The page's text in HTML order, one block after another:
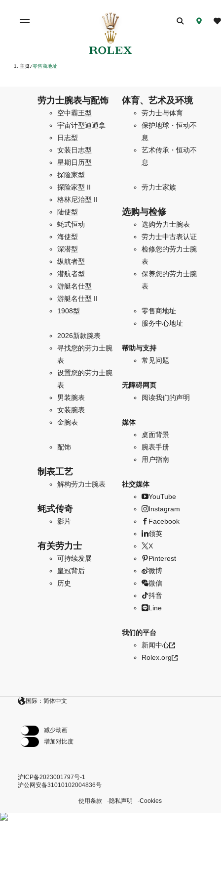
主页/ 零售商地址
劳力士腕表与配饰
空中霸王型
宇宙计型迪通拿
日志型
女装日志型
星期日历型
探险家型
探险家型 II
格林尼治型 II
陆使型
蚝式恒动
海使型
深潜型
纵航者型
潜航者型
游艇名仕型
游艇名仕型 II
1908型
2026新款腕表
寻找您的劳力士腕
表
设置您的劳力士腕
表
男装腕表
女装腕表
金腕表
配饰
制表工艺
解构劳力士腕表
蚝式传奇
影片
有关劳力士
可持续发展
皇冠背后
历史
体育、艺术及环境
劳力士与体育
保护地球・恒动不
息
艺术传承・恒动不
息
劳力士家族
选购与检修
选购劳力士腕表
劳力士中古表认证
检修您的劳力士腕
表
保养您的劳力士腕
表
零售商地址
服务中心地址
帮助与支持
常见问题
无障碍网页
阅读我们的声明
媒体
桌面背景
腕表手册
用户指南
社交媒体
YouTube
Instagram
Facebook
领英
X
Pinterest
微博
微信
抖音
Line
我们的平台
新闻中心
Rolex.org
国际：简体中文
减少动画
增加对比度
沪ICP备2023001797号-1
沪公网安备31010102004836号
使用条款 隐私声明 Cookies